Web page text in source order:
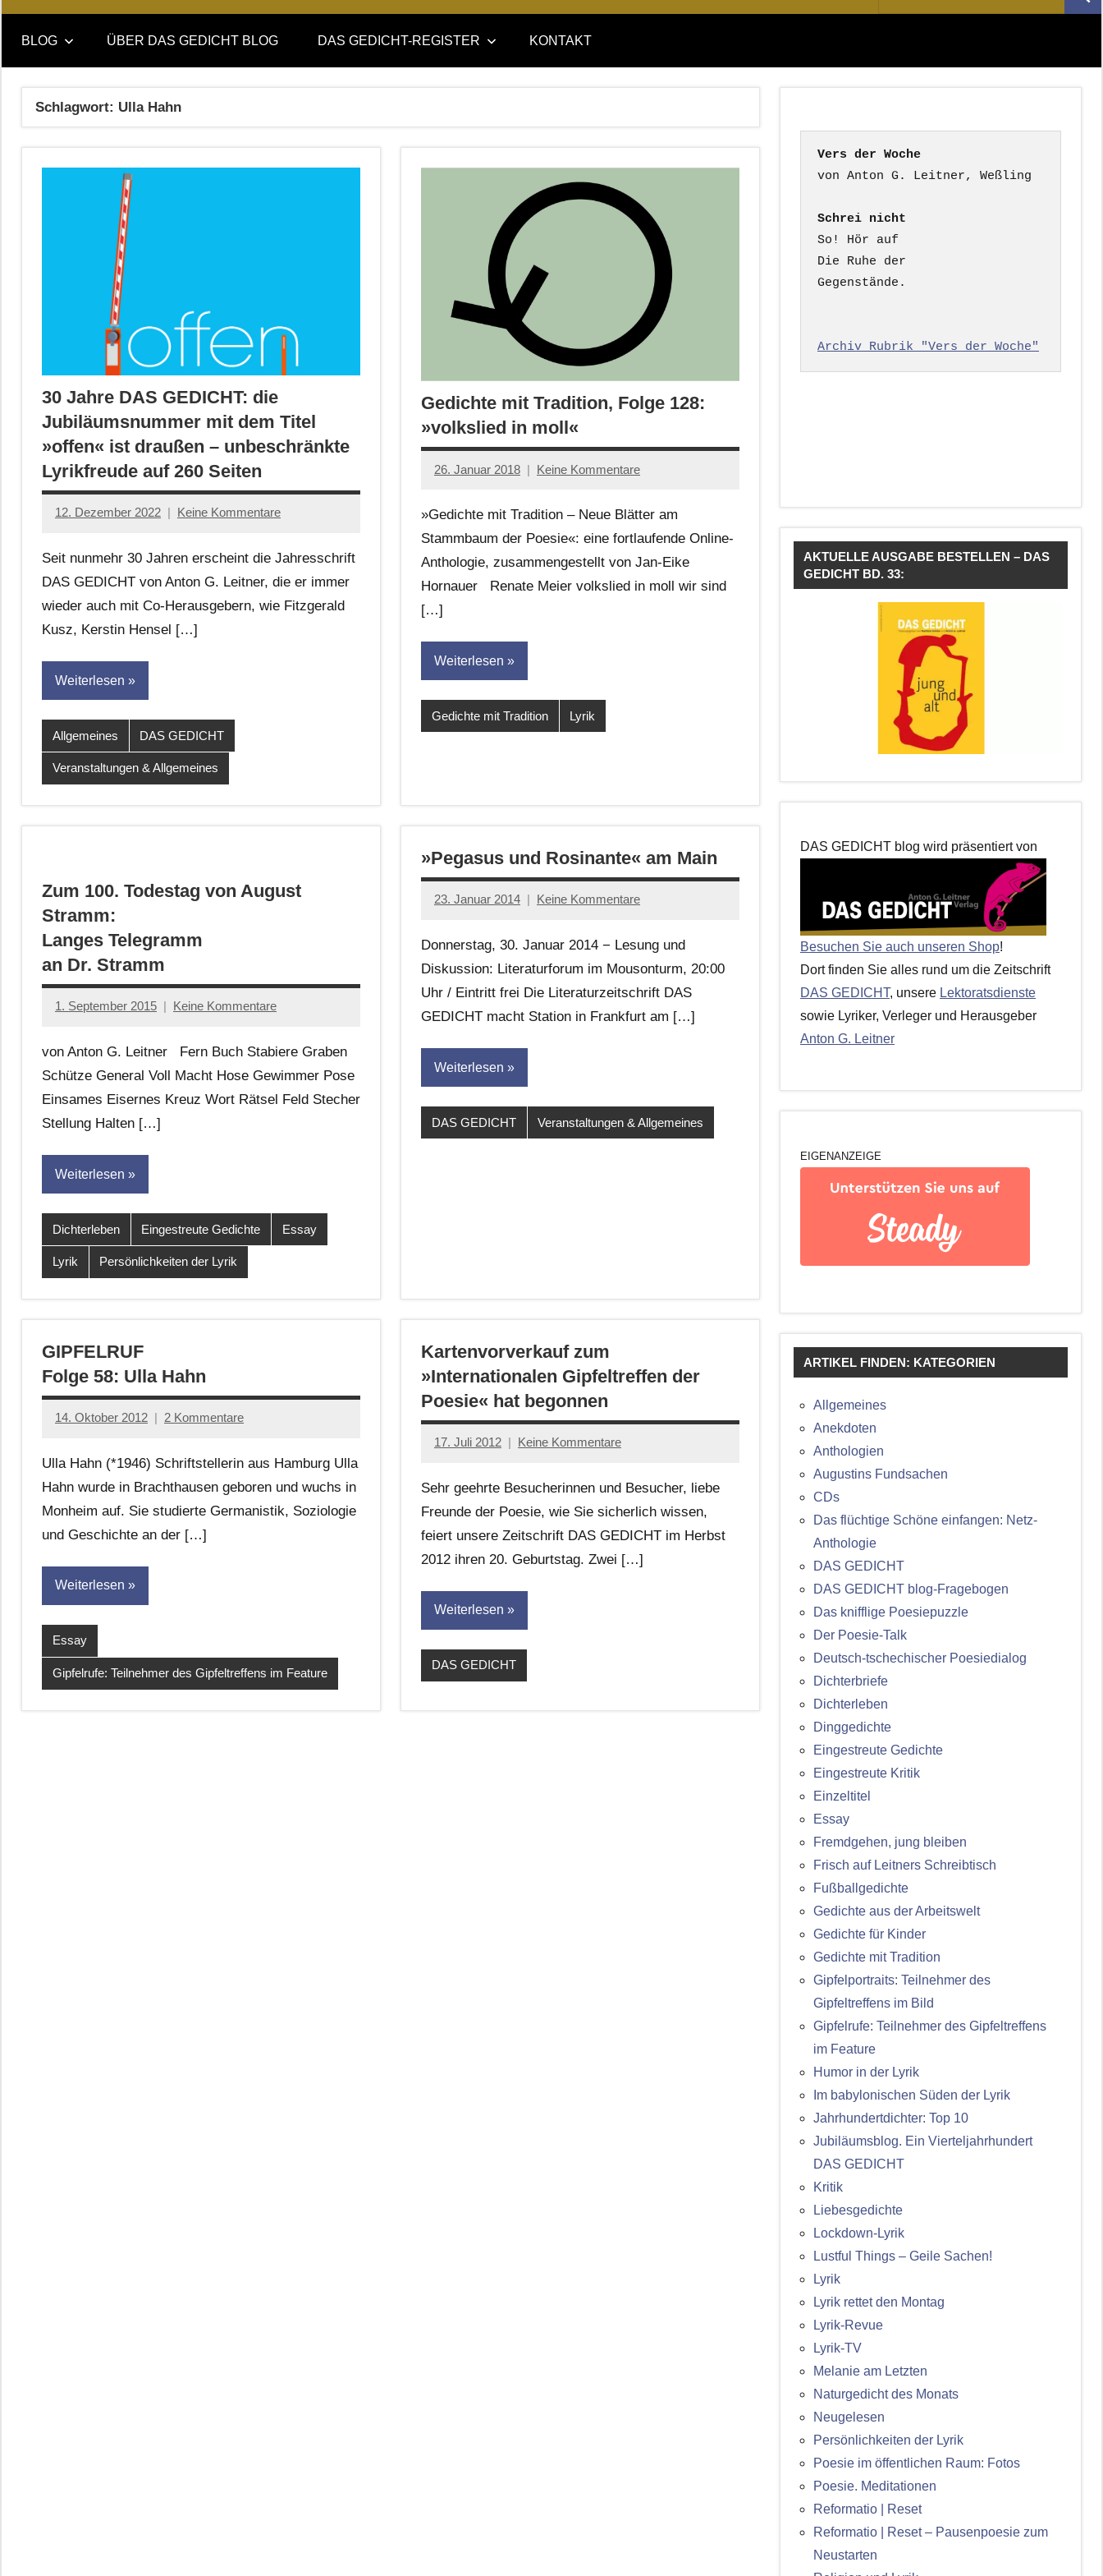
DAS
GEDICHT
blog
DAS
GEDICHT.
Zeitschrift
nach:
BLOG ÜBER DAS GEDICHT BLOG DAS GEDICHT-REGISTER KONTAKT
Schlagwort: Ulla Hahn
30 Jahre DAS GEDICHT: die
Jubiläumsnummer mit dem Titel
»offen« ist draußen – unbeschränkte
Lyrikfreude auf 260 Seiten
12. Dezember 2022
Jan-
Hornauer
für
dasgedichtblog
Keine Kommentare
Seit nunmehr 30 Jahren erscheint die Jahresschrift
DAS GEDICHT von Anton G. Leitner, die er immer
wieder auch mit Co-Herausgebern, wie Fitzgerald
Kusz, Kerstin Hensel […]
Weiterlesen
Allgemeines DAS GEDICHT
Veranstaltungen & Allgemeines
Gedichte mit Tradition, Folge 128:
»volkslied in moll«
26. Januar 2018
Anton
Leitner
Keine Kommentare
»Gedichte mit Tradition – Neue Blätter am
Stammbaum der Poesie«: eine fortlaufende Online-
Anthologie, zusammengestellt von Jan-Eike
Hornauer Renate Meier volkslied in moll wir sind
[…]
Weiterlesen
Gedichte mit Tradition Lyrik
Zum 100. Todestag von August
Stramm:
Langes Telegramm
an Dr. Stramm
1. September 2015
Anton
Leitner
Keine Kommentare
von Anton G. Leitner Fern Buch Stabiere Graben
Schütze General Voll Macht Hose Gewimmer Pose
Einsames Eisernes Kreuz Wort Rätsel Feld Stecher
Stellung Halten […]
Weiterlesen
Dichterleben Eingestreute Gedichte Essay
Lyrik Persönlichkeiten der Lyrik
»Pegasus und Rosinante« am Main
23. Januar 2014
Anton
Leitner
Keine Kommentare
Donnerstag, 30. Januar 2014 − Lesung und
Diskussion: Literaturforum im Mousonturm, 20:00
Uhr / Eintritt frei Die Literaturzeitschrift DAS
GEDICHT macht Station in Frankfurt am […]
Weiterlesen
DAS GEDICHT Veranstaltungen & Allgemeines
GIPFELRUF
Folge 58: Ulla Hahn
14. Oktober 2012
Anton
Leitner
2 Kommentare
Ulla Hahn (*1946) Schriftstellerin aus Hamburg Ulla
Hahn wurde in Brachthausen geboren und wuchs in
Monheim auf. Sie studierte Germanistik, Soziologie
und Geschichte an der […]
Weiterlesen
Essay
Gipfelrufe: Teilnehmer des Gipfeltreffens im Feature
Kartenvorverkauf zum
»Internationalen Gipfeltreffen der
Poesie« hat begonnen
17. Juli 2012
Anton
Leitner
Keine Kommentare
Sehr geehrte Besucherinnen und Besucher, liebe
Freunde der Poesie, wie Sie sicherlich wissen,
feiert unsere Zeitschrift DAS GEDICHT im Herbst
2012 ihren 20. Geburtstag. Zwei […]
Weiterlesen
DAS GEDICHT
Vers der Woche
Schrei nicht
So! Hör auf
Die Ruhe der
Gegenstände.
Archiv Rubrik "Vers der Woche"
AKTUELLE AUSGABE BESTELLEN – DAS
GEDICHT BD. 33:
DAS GEDICHT blog wird präsentiert von
Besuchen Sie auch unseren Shop!
Dort finden Sie alles rund um die Zeitschrift
DAS GEDICHT, unsere Lektoratsdienste
sowie Lyriker, Verleger und Herausgeber
Anton G. Leitner
EIGENANZEIGE
ARTIKEL FINDEN: KATEGORIEN
Allgemeines
Anekdoten
Anthologien
Augustins Fundsachen
CDs
Das flüchtige Schöne einfangen: Netz-
Anthologie
DAS GEDICHT
DAS GEDICHT blog-Fragebogen
Das knifflige Poesiepuzzle
Der Poesie-Talk
Deutsch-tschechischer Poesiedialog
Dichterbriefe
Dichterleben
Dinggedichte
Eingestreute Gedichte
Eingestreute Kritik
Einzeltitel
Essay
Fremdgehen, jung bleiben
Frisch auf Leitners Schreibtisch
Fußballgedichte
Gedichte aus der Arbeitswelt
Gedichte für Kinder
Gedichte mit Tradition
Gipfelportraits: Teilnehmer des
Gipfeltreffens im Bild
Gipfelrufe: Teilnehmer des Gipfeltreffens
im Feature
Humor in der Lyrik
Im babylonischen Süden der Lyrik
Jahrhundertdichter: Top 10
Jubiläumsblog. Ein Vierteljahrhundert
DAS GEDICHT
Kritik
Liebesgedichte
Lockdown-Lyrik
Lustful Things – Geile Sachen!
Lyrik
Lyrik rettet den Montag
Lyrik-Revue
Lyrik-TV
Melanie am Letzten
Naturgedicht des Monats
Neugelesen
Persönlichkeiten der Lyrik
Poesie im öffentlichen Raum: Fotos
Poesie. Meditationen
Reformatio | Reset
Reformatio | Reset – Pausenpoesie zum
Neustarten